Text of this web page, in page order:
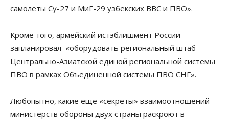
самолеты Су-27 и МиГ-29 узбекских ВВС и ПВО».
Кроме того, армейский истэблишмент России
запланировал «оборудовать региональный штаб
Центрально-Азиатской единой региональной системы
ПВО в рамках Объединенной системы ПВО СНГ».
Любопытно, какие еще «секреты» взаимоотношений
министерств обороны двух страны раскроют в